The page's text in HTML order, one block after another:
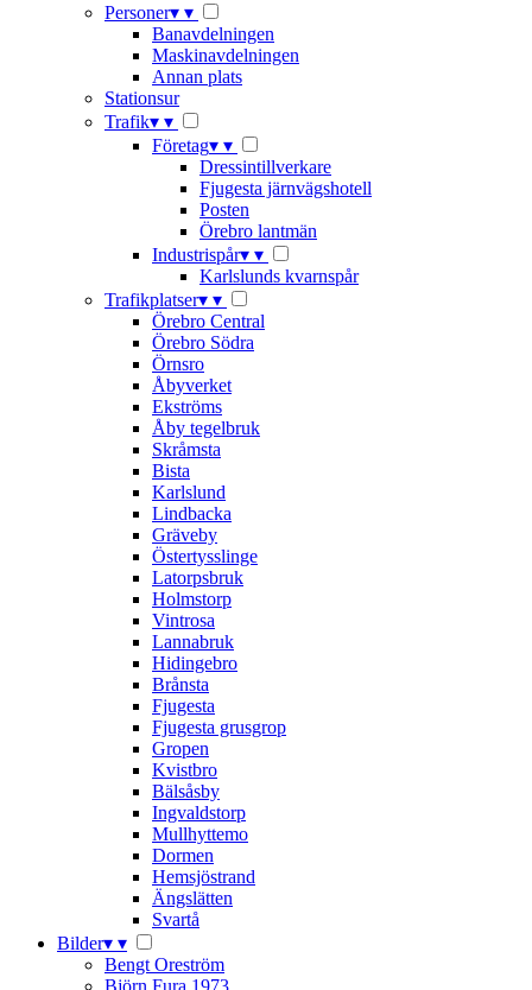
Personer▾ ▾
Banavdelningen
Maskinavdelningen
Annan plats
Stationsur
Trafik▾ ▾
Företag▾ ▾
Dressintillverkare
Fjugesta järnvägshotell
Posten
Örebro lantmän
Industrispår▾ ▾
Karlslunds kvarnspår
Trafikplatser▾ ▾
Örebro Central
Örebro Södra
Örnsro
Åbyverket
Ekströms
Åby tegelbruk
Skråmsta
Bista
Karlslund
Lindbacka
Gräveby
Östertysslinge
Latorpsbruk
Holmstorp
Vintrosa
Lannabruk
Hidingebro
Brånsta
Fjugesta
Fjugesta grusgrop
Gropen
Kvistbro
Bälsåsby
Ingvaldstorp
Mullhyttemo
Dormen
Hemsjöstrand
Ängslätten
Svartå
Bilder▾ ▾
Bengt Oreström
Björn Fura 1973